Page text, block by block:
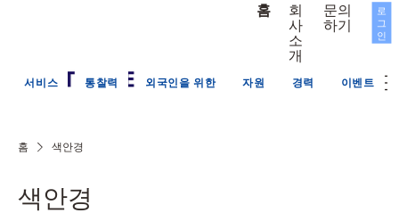
홈
회
사
소
개
문의
하기
로
그
인
서비스 통찰력 외국인을 위한 자원 경력 이벤트
홈 색안경
색안경